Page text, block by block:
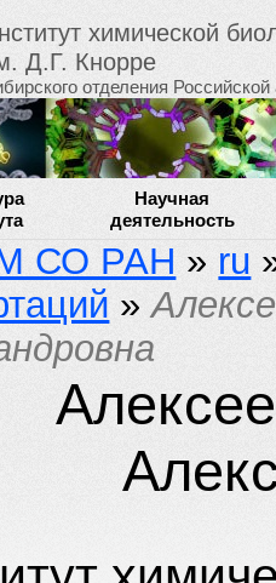
химической
Д.Г. Кнорре
отделения
Научная
деятельность
СО РАН » ru
»